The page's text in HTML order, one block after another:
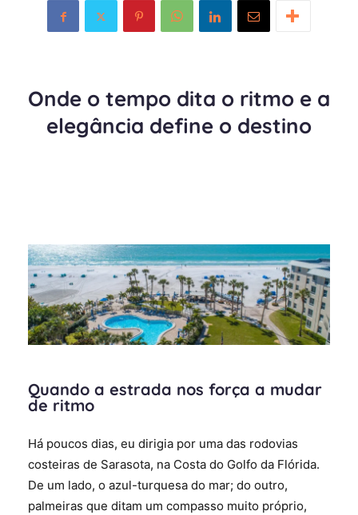
Onde o tempo dita o ritmo e a
elegância define o destino
Quando a estrada nos força a mudar
de ritmo
Há poucos dias, eu dirigia por uma das rodovias
costeiras de Sarasota, na Costa do Golfo da Flórida.
De um lado, o azul-turquesa do mar; do outro,
palmeiras que ditam um compasso muito próprio,